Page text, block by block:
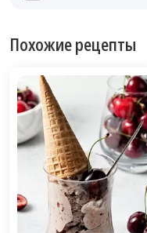
Похожие рецепты